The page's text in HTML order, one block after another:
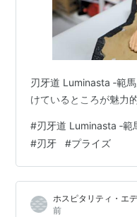
刃牙道 Luminasta ‐範
けているところが魅力
#刃牙道 Luminasta ‐範
#刃牙 #プライズ
ホスピタリティ・エ
前